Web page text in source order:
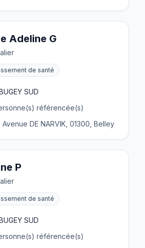
Adeline G
de santé
SUD
référencée(s)
DE NARVIK, 01300, Belley
P
de santé
SUD
référencée(s)